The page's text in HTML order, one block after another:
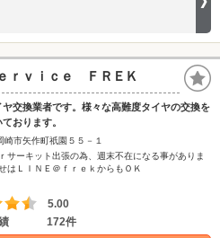
ｒｖｉｃｅ ＦＲＥＫ
ヤ交換業者です。様々な高難度タイヤの交換を
おります。
崎市矢作町祇園５５－１
サーキット出張の為、週末不在になる事がありま
はＬＩＮＥ＠ｆｒｅｋからもＯＫ
5.00
172件